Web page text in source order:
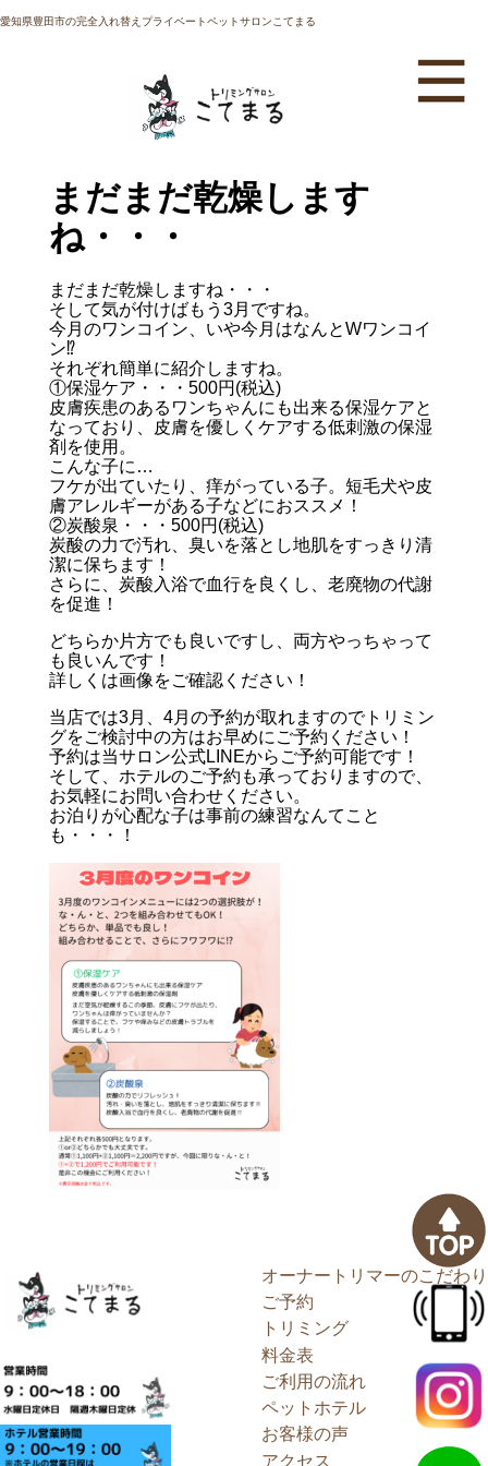
愛知県豊田市の完全入れ替えプライベートペットサロンこてまる
まだまだ乾燥します
ね・・・
まだまだ乾燥しますね・・・
そして気が付けばもう3月ですね。
今月のワンコイン、いや今月はなんとWワンコイ
ン⁉
それぞれ簡単に紹介しますね。
①保湿ケア・・・500円(税込)
皮膚疾患のあるワンちゃんにも出来る保湿ケアと
なっており、皮膚を優しくケアする低刺激の保湿
剤を使用。
こんな子に…
フケが出ていたり、痒がっている子。短毛犬や皮
膚アレルギーがある子などにおススメ！
②炭酸泉・・・500円(税込)
炭酸の力で汚れ、臭いを落とし地肌をすっきり清
潔に保ちます！
さらに、炭酸入浴で血行を良くし、老廃物の代謝
を促進！
どちらか片方でも良いですし、両方やっちゃって
も良いんです！
詳しくは画像をご確認ください！
当店では3月、4月の予約が取れますのでトリミン
グをご検討中の方はお早めにご予約ください！
予約は当サロン公式LINEからご予約可能です！
そして、ホテルのご予約も承っておりますので、
お気軽にお問い合わせください。
お泊りが心配な子は事前の練習なんてこと
も・・・！
オーナートリマーのこだわり
ご予約
トリミング
料金表
ご利用の流れ
ペットホテル
お客様の声
アクセス